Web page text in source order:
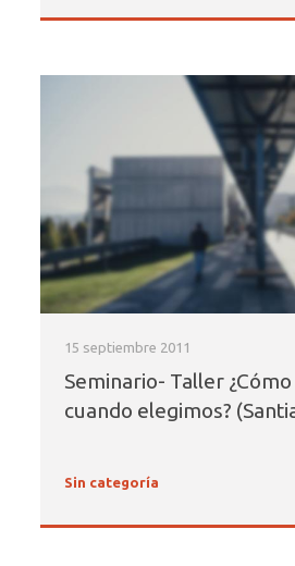
15 septiembre 2011
Seminario- Taller
cuando elegimos?
Sin categoría